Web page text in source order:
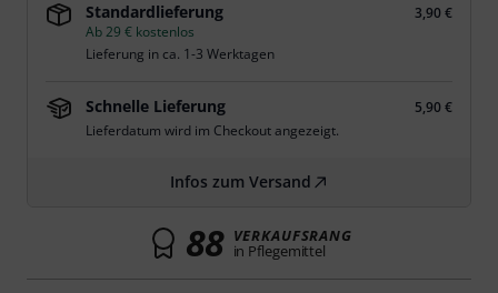
Standardlieferung
3,90 €
Ab 29 € kostenlos
Lieferung in ca. 1-3 Werktagen
Schnelle Lieferung
5,90 €
Lieferdatum wird im Checkout angezeigt.
Infos zum Versand
88 VERKAUFSRANG
in Pflegemittel